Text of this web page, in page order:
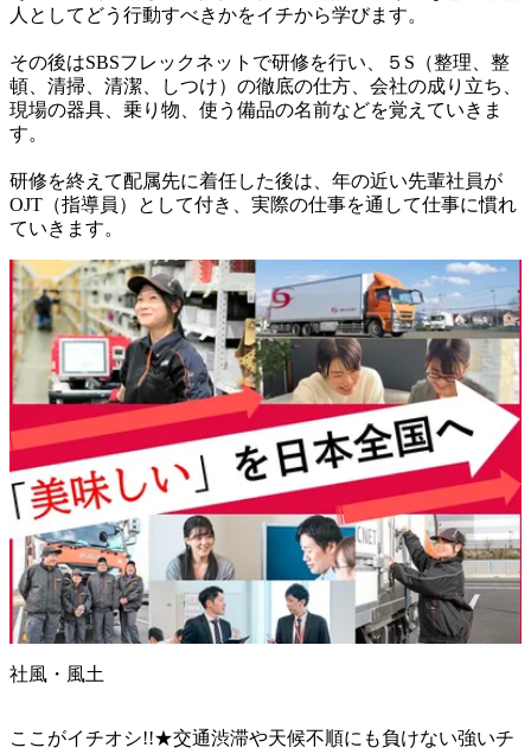
人としてどう行動すべきかをイチから学びます。
その後はSBSフレックネットで研修を行い、５S（整理、整
頓、清掃、清潔、しつけ）の徹底の仕方、会社の成り立ち、
現場の器具、乗り物、使う備品の名前などを覚えていきま
す。
研修を終えて配属先に着任した後は、年の近い先輩社員が
OJT（指導員）として付き、実際の仕事を通して仕事に慣れ
ていきます。
社風・風土
ここがイチオシ!!★交通渋滞や天候不順にも負けない強いチ